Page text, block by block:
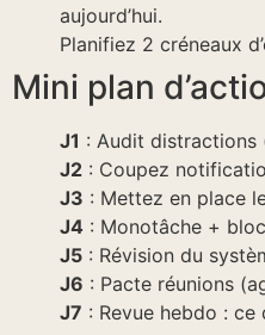
aujourd’hui.
Planifiez 2 créneaux
Mini plan
J1 : Audit distractions
J2 : Coupez
J3 : Mettez en place
J4 : Monotâche +
J5 : Révision du
J6 : Pacte réunions
J7 : Revue hebdo : ce